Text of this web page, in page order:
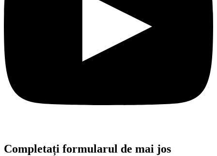
Completați formularul de mai jos